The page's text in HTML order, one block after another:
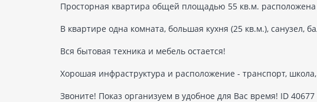
Просторная квартира общей площадью 55 кв.м.
В квартире одна комната, большая кухня (25 кв.м.), санузел,
Вся бытовая техника и мебель остается!
Хорошая инфраструктура и расположение - транспорт,
Звоните! Показ организуем в удобное для Вас время! ID 40677